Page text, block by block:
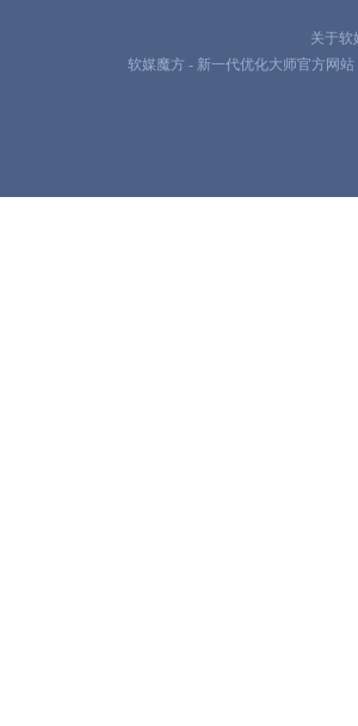
关于软
软媒魔方 - 新一代优化大师官方网